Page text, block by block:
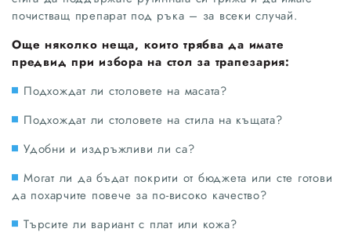
почистващ препарат под ръка – за всеки случай.
Още няколко неща, които трябва да имате
предвид при избора на стол за трапезария:
Подхождат ли столовете на масата?
Подхождат ли столовете на стила на къщата?
Удобни и издръжливи ли са?
Могат ли да бъдат покрити от бюджета или сте готови
да похарчите повече за по-високо качество?
Търсите ли вариант с плат или кожа?